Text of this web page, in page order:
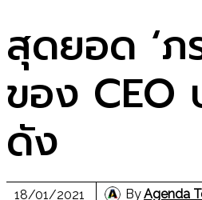
สุดยอด ‘ภ
ของ CEO
ดัง
18/01/2021 ByAgenda